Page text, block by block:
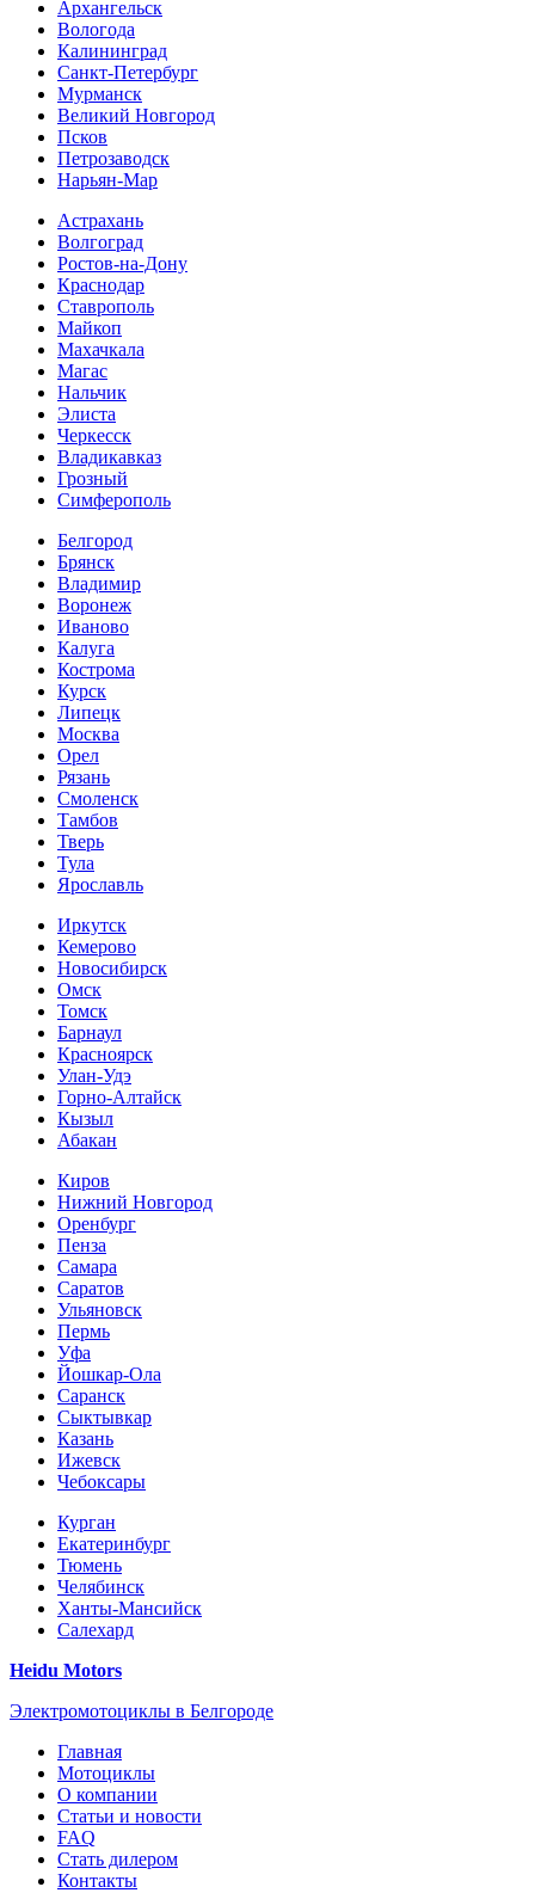
Архангельск
Вологода
Калининград
Санкт-Петербург
Мурманск
Великий Новгород
Псков
Петрозаводск
Нарьян-Мар
Астрахань
Волгоград
Ростов-на-Дону
Краснодар
Ставрополь
Майкоп
Махачкала
Магас
Нальчик
Элиста
Черкесск
Владикавказ
Грозный
Симферополь
Белгород
Брянск
Владимир
Воронеж
Иваново
Калуга
Кострома
Курск
Липецк
Москва
Орел
Рязань
Смоленск
Тамбов
Тверь
Тула
Ярославль
Иркутск
Кемерово
Новосибирск
Омск
Томск
Барнаул
Красноярск
Улан-Удэ
Горно-Алтайск
Кызыл
Абакан
Киров
Нижний Новгород
Оренбург
Пенза
Самара
Саратов
Ульяновск
Пермь
Уфа
Йошкар-Ола
Саранск
Сыктывкар
Казань
Ижевск
Чебоксары
Курган
Екатеринбург
Тюмень
Челябинск
Ханты-Мансийск
Салехард
Heidu Motors
Электромотоциклы в Белгороде
Главная
Мотоциклы
О компании
Статьи и новости
FAQ
Стать дилером
Контакты